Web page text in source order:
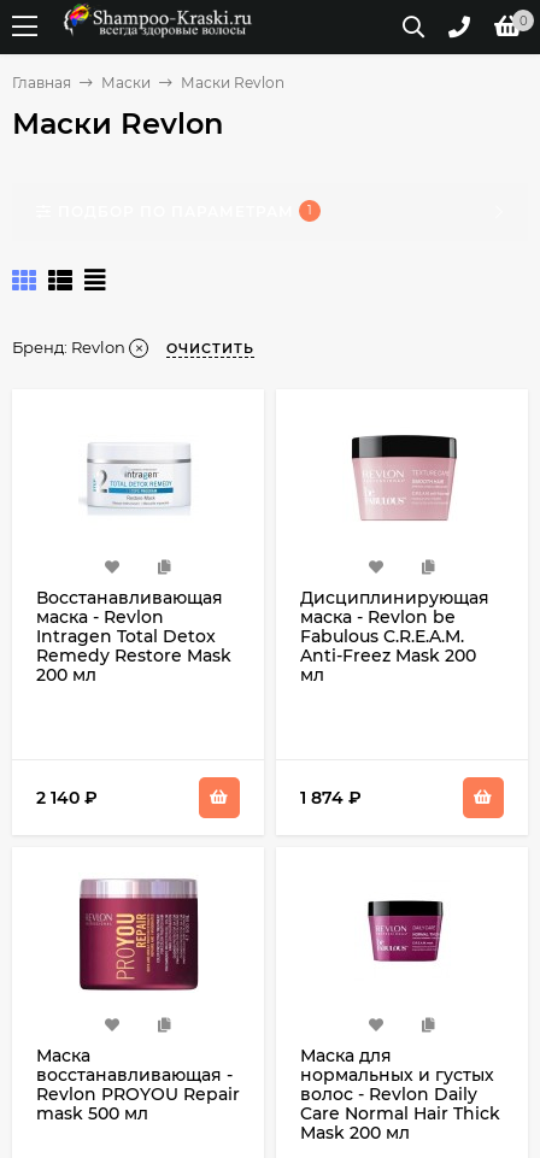
0
Главная Маски Маски Revlon
Маски Revlon
1
Бренд: Revlon ОЧИСТИТЬ
Восстанавливающая
маска - Revlon
Intragen Total Detox
Remedy Restore Mask
200 мл
2 140 ₽
Дисциплинирующая
маска - Revlon be
Fabulous C.R.E.A.M.
Anti-Freez Mask 200
мл
1 874 ₽
Маска
восстанавливающая -
Revlon PROYOU Repair
mask 500 мл
Маска для
нормальных и густых
волос - Revlon Daily
Care Normal Hair Thick
Mask 200 мл